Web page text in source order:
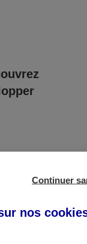
Continuer
nos